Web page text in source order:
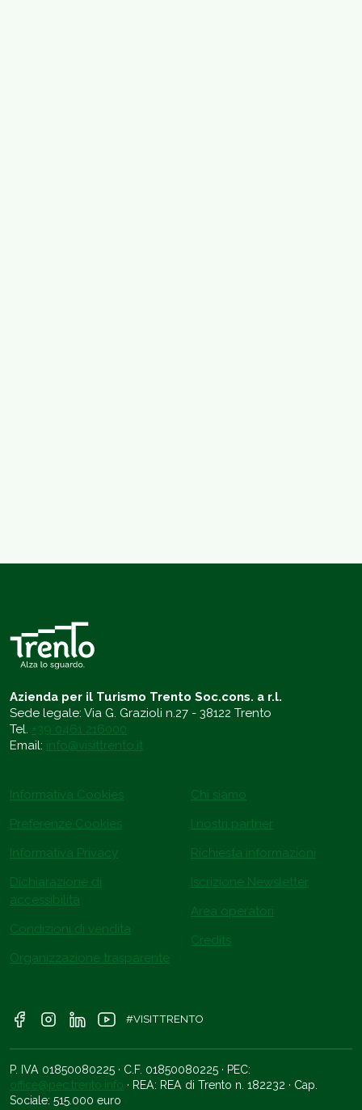
Azienda per il Turismo Trento Soc.cons. a r.l.
Sede legale: Via G. Grazioli n.27 - 38122 Trento
Tel. +39 0461 216000
Email: info@visittrento.it
Informativa Cookies
Preferenze Cookies
Informativa Privacy
Dichiarazione di
accessibilità
Condizioni di vendita
Organizzazione trasparente
Chi siamo
I nostri partner
Richiesta informazioni
Iscrizione Newsletter
Area operatori
Credits
#VISITTRENTO
P. IVA 01850080225 · C.F. 01850080225 · PEC:
office@pec.trento.info · REA: REA di Trento n. 182232 · Cap.
Sociale: 515.000 euro